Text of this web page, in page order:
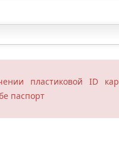
пластиковой ID
паспорт